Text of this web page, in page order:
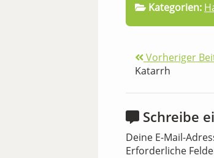
Kategorien:
Vorheriger
Katarrh
Schreibe
Deine E-Mail-
Erforderliche